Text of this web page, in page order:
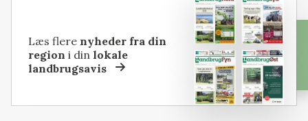
Læs flere nyheder fra din
region i dinlokale
landbrugsavis